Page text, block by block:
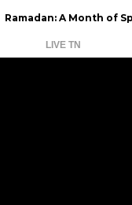
A Month of Spiritual
LIVE TN